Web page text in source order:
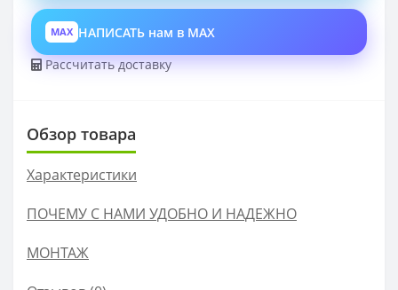
MAX НАПИСАТЬ нам в MAX
Рассчитать доставку
Обзор товара
Характеристики
ПОЧЕМУ С НАМИ УДОБНО И НАДЕЖНО
МОНТАЖ